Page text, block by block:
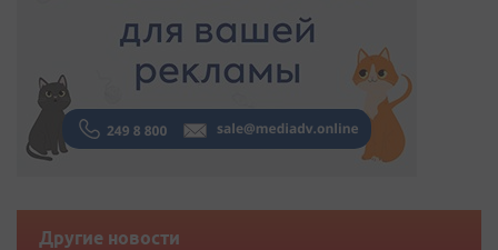
Другие новости